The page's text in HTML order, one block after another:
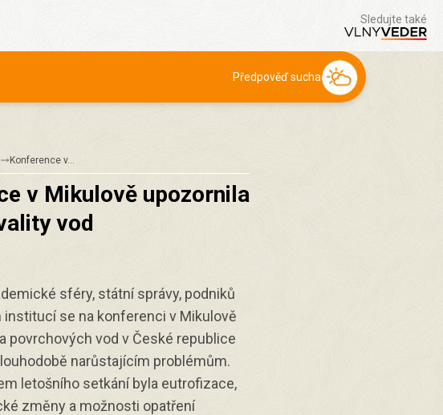
Sledujte také
Předpověď sucha
Konference v…
v Mikulově upozornila
vod
sféry, státní správy, podniků
institucí se na konferenci v Mikulově
povrchových vod v České republice
narůstajícím problémům.
letošního setkání byla eutrofizace,
změny a možnosti opatření